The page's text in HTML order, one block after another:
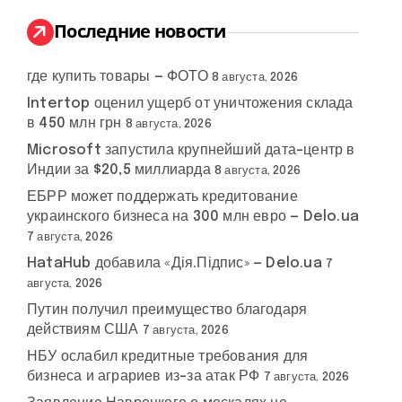
:
Последние новости
где купить товары — ФОТО 8 августа, 2026
Intertop оценил ущерб от уничтожения склада
в 450 млн грн 8 августа, 2026
Microsoft запустила крупнейший дата-центр в
Индии за $20,5 миллиарда 8 августа, 2026
ЕБРР может поддержать кредитование
украинского бизнеса на 300 млн евро — Delo.ua
7 августа, 2026
HataHub добавила «Дія.Підпис» — Delo.ua 7
августа, 2026
Путин получил преимущество благодаря
действиям США 7 августа, 2026
НБУ ослабил кредитные требования для
бизнеса и аграриев из-за атак РФ 7 августа, 2026